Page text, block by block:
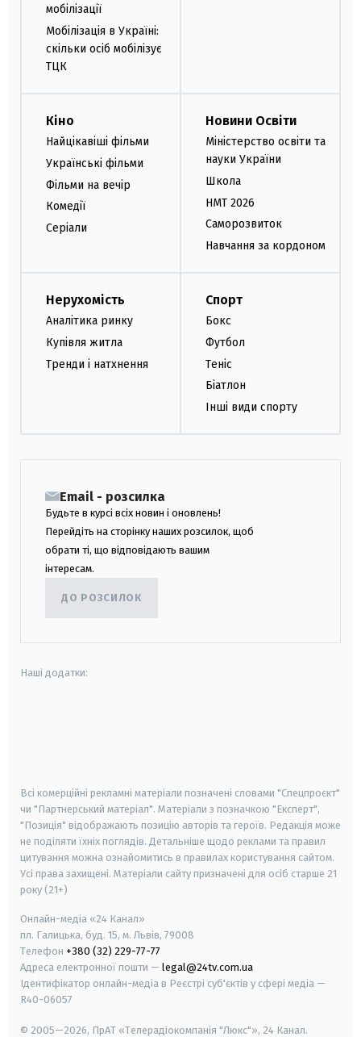
мобілізації
Мобілізація в Україні:
скільки осіб мобілізує
ТЦК
Кіно
Найцікавіші фільми
Українські фільми
Фільми на вечір
Комедії
Серіали
Новини Освіти
Міністерство освіти та
науки України
Школа
НМТ 2026
Саморозвиток
Навчання за кордоном
Нерухомість
Аналітика ринку
Купівля житла
Тренди і натхнення
Спорт
Бокс
Футбол
Теніс
Біатлон
Інші види спорту
Email - розсилка
Будьте в курсі всіх новин і оновлень!
Перейдіть на сторінку наших розсилок, щоб
обрати ті, що відповідають вашим
інтересам.
ДО РОЗСИЛОК
Наші додатки:
Всі комерційні рекламні матеріали позначені словами "Спецпроєкт"
чи "Партнерський матеріал". Матеріали з позначкою "Експерт",
"Позиція" відображають позицію авторів та героїв. Редакція може
не поділяти їхніх поглядів. Детальніше щодо реклами та правил
цитування можна ознайомитись в правилах користування сайтом.
Усі права захищені. Матеріали сайту призначені для осіб старше 21
року (21+)
Онлайн-медіа «24 Канал»
пл. Галицька, буд. 15, м. Львів, 79008
Телефон +380 (32) 229-77-77
Адреса електронної пошти — legal@24tv.com.ua
Ідентифікатор онлайн-медіа в Реєстрі суб'єктів у сфері медіа —
R40-06057
© 2005—2026, ПрАТ «Телерадіокомпанія "Люкс"», 24 Канал.